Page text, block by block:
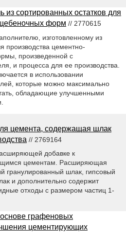
из сортированных остатков для
форм // 2770615
изготовленному из
производства цементно-
произведенной с
и процесса для ее производства.
в использовании
которые можно максимально
обладающие улучшенными
цемента, содержащая шлак
// 2769164
добавке к
цементам. Расширяющая
гранулированный шлак, гипсовый
и дополнительно содержит
отходы с размером частиц 1-
графеновых
цементирующих